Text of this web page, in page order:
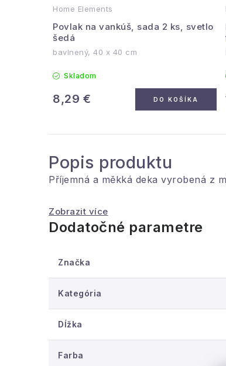
Popis produktu
Příjemná a měkká deka vyrobená z
Zobrazit více
Dodatočné parametre
Značka
Kategória
Dĺžka
Farba
Home Elements
Povlak na vankúš, sada 2 ks, svetlo
šedá
bavlnený, 40 x 40 cm
Skladom
8,29 € DO KOŠÍKA